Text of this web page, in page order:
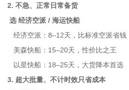
2. 不急、正常日常备货
选 经济空派 / 海运快船
经济空派：8–12天，比标准空派省钱
美森快船：15–20天，性价比之王
以星快船：18–25天，大货降本首选
3. 超大批量、不计时效只省成本